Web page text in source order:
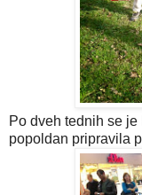
Po dveh tednih se
popoldan pripravila